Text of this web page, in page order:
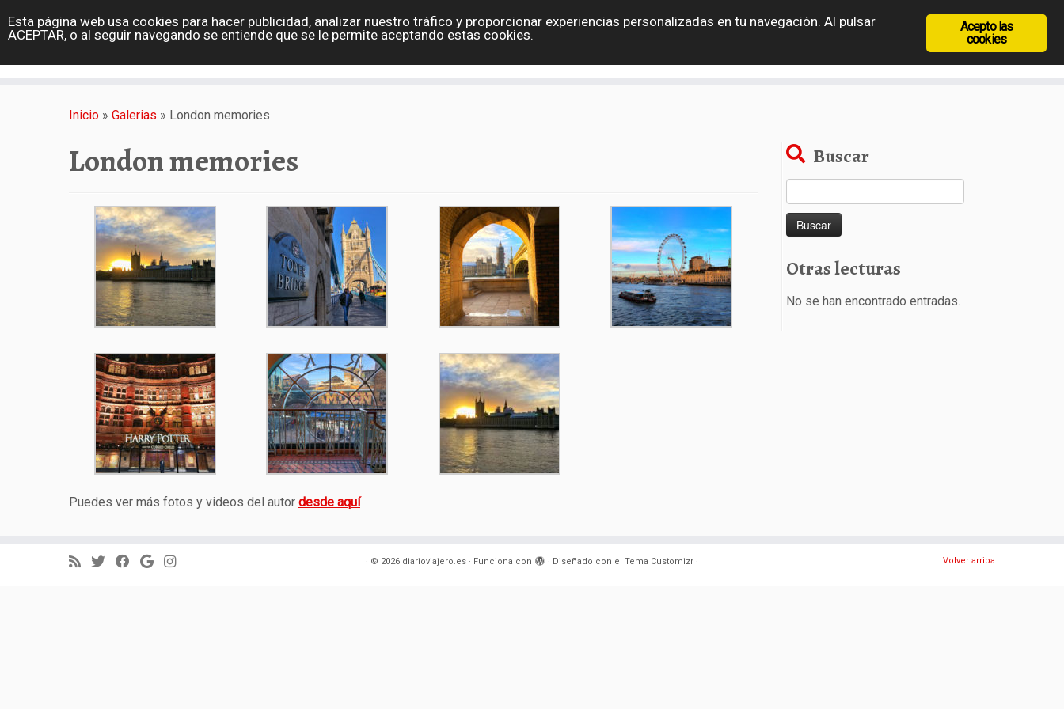
diarioviajero.es Portada Eslovaquia España Holanda Polonia Grecia Rep. Checa Hungría
Rumanía
Inicio » Galerias » London memories
London memories
Puedes ver más fotos y videos del autor desde aquí
Buscar
Otras lecturas
No se han encontrado entradas.
· © 2026 diarioviajero.es · Funciona con · Diseñado con el Tema Customizr · Volver arriba
Acepto las
cookies
Esta página web usa cookies para hacer publicidad, analizar nuestro tráfico y proporcionar experiencias personalizadas en tu navegación. Al pulsar
ACEPTAR, o al seguir navegando se entiende que se le permite aceptando estas cookies.